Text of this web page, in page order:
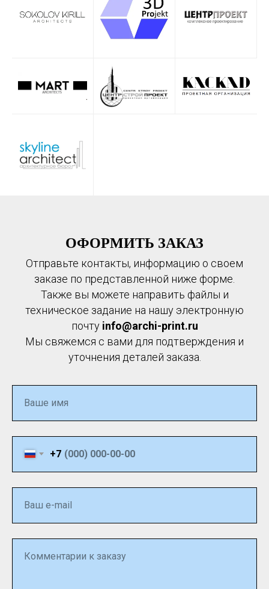
ОФОРМИТЬ ЗАКАЗ
Отправьте контакты, информацию о своем
заказе по представленной ниже форме.
Также вы можете направить файлы и
техническое задание на нашу электронную
почту info@archi-print.ru
Мы свяжемся с вами для подтверждения и
уточнения деталей заказа.
Ваше имя
+7
Ваш e-mail
Комментарии к заказу